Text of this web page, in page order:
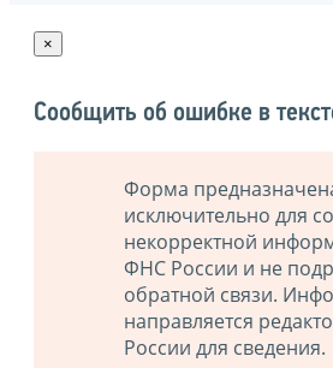
×
Сообщить об ошибке в
Форма
исключительно для
некорректной
ФНС России и не
обратной связи.
направляется
России для сведения.